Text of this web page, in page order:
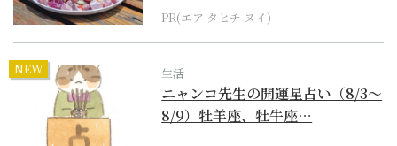
PR(エア タヒチ ヌイ)
NEW 生活
ニャンコ先生の開運星占い（8/3～
8/9）牡羊座、牡牛座…